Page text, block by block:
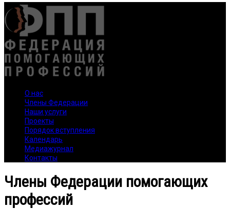
О нас
Члены Федерации
Наши услуги
Проекты
Порядок вступления
Календарь
Медиажурнал
Контакты
Члены Федерации помогающих
профессий